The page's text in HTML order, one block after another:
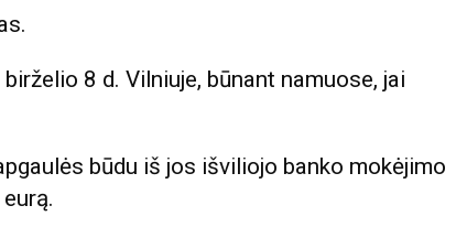
8 d. Vilniuje, būnant namuose, jai
būdu iš jos išviliojo banko mokėjimo